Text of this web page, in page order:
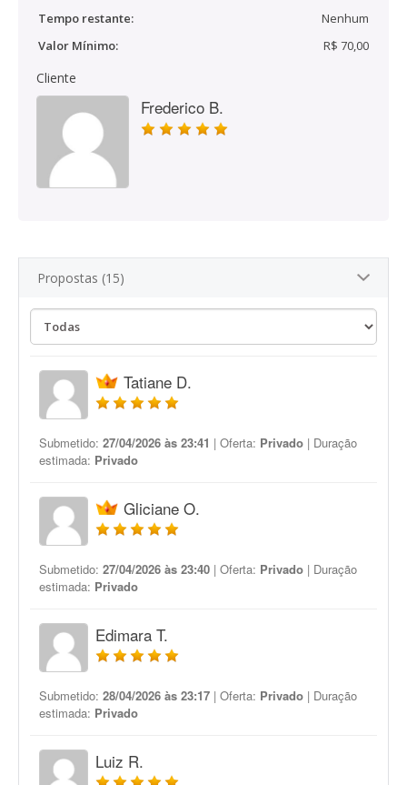
Tempo restante:
Nenhum
Valor Mínimo:
R$ 70,00
Cliente
Frederico B.
Propostas (15)
Tatiane D.
Submetido: 27/04/2026 às 23:41 | Oferta: Privado | Duração
estimada: Privado
Gliciane O.
Submetido: 27/04/2026 às 23:40 | Oferta: Privado | Duração
estimada: Privado
Edimara T.
Submetido: 28/04/2026 às 23:17 | Oferta: Privado | Duração
estimada: Privado
Luiz R.